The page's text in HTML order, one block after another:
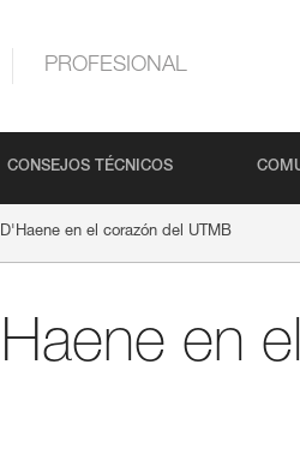
PROFESIONAL
CONSEJOS TÉCNICOS
en el corazón del UTMB
en